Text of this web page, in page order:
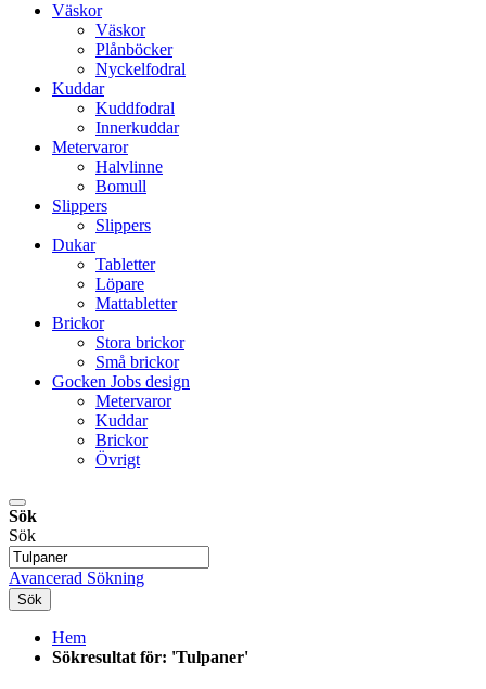
Väskor
Väskor
Plånböcker
Nyckelfodral
Kuddar
Kuddfodral
Innerkuddar
Metervaror
Halvlinne
Bomull
Slippers
Slippers
Dukar
Tabletter
Löpare
Mattabletter
Brickor
Stora brickor
Små brickor
Gocken Jobs design
Metervaror
Kuddar
Brickor
Övrigt
Sök
Sök
Avancerad Sökning
Sök
Hem
Sökresultat för: 'Tulpaner'